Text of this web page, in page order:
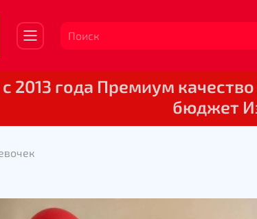
2013 года Премиум
бюджет